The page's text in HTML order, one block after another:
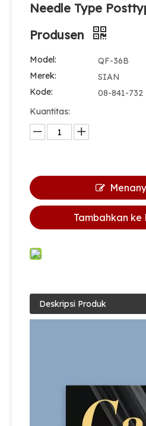
Needle Type
Produsen
Model:
QF-36B
Merek:
SIAN
Kode:
08-841-732
Kuantitas:
Tambahkan ke
Deskripsi Produk